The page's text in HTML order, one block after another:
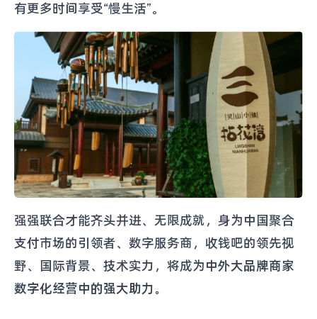
有更多时间享受“慢生活”。
强强联合才能齐头并进、无限成就，身为中国聚合
支付市场的引领者、数字服务商，收钱吧的领先视
野、国际背景、技术实力，将成为中外大品牌商家
数字化经营中的强大助力。